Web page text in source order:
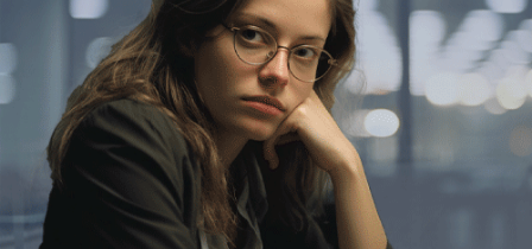
клещей с начала 2026 года
Более 3400 человек обратились в больницу
после укуса клеща на Кубани